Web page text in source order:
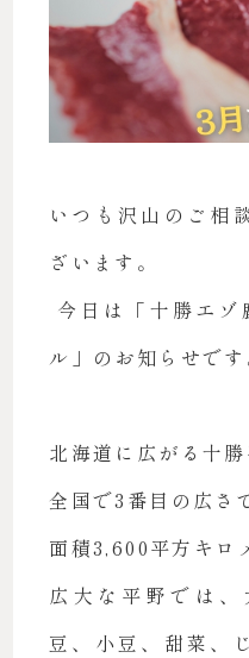
いつも沢山のご相
ざいます。
今日は「十勝エ
ル」のお知らせです
北海道に広がる十勝
全国で3番目の広さ
面積3,600平方キロ
広大な平野では
豆、小豆、甜菜、